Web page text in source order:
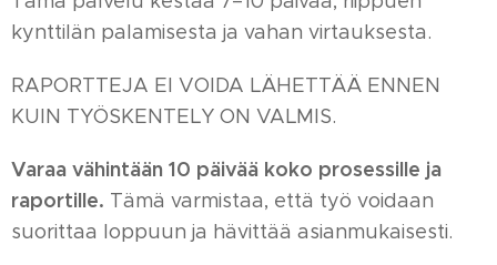
kynttilän palamisesta ja vahan virtauksesta.
RAPORTTEJA EI VOIDA LÄHETTÄÄ ENNEN
KUIN TYÖSKENTELY ON VALMIS.
Varaa vähintään 10 päivää koko prosessille ja
raportille. Tämä varmistaa, että työ voidaan
suorittaa loppuun ja hävittää asianmukaisesti.